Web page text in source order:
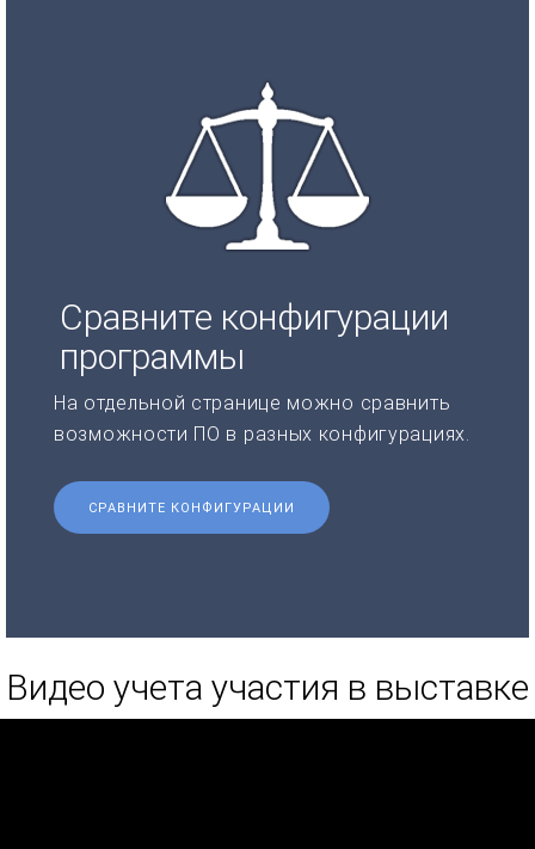
Сравните конфигурации
программы
На отдельной странице можно сравнить
возможности ПО в разных конфигурациях.
СРАВНИТЕ КОНФИГУРАЦИИ
Видео учета участия в выставке